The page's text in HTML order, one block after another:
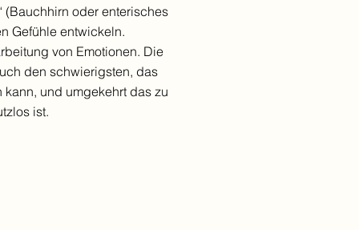
(Bauchhirn oder enterisches
Gefühle entwickeln.
von Emotionen. Die
den schwierigsten, das
und umgekehrt das zu
ist.